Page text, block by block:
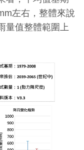
左右，整體來說
量值整體範圍上